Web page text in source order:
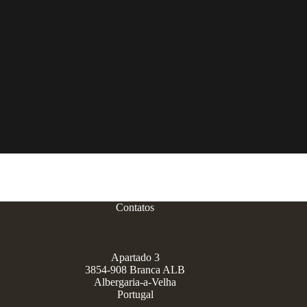
Contatos
Apartado 3
3854-908 Branca ALB
Albergaria-a-Velha
Portugal